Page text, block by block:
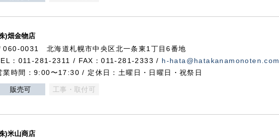
)畑金物店
060-0031 北海道札幌市中央区北一条東1丁目6番地
：011-281-2311 / FAX：011-281-2333 / h-hata@hatakanamonoten.com
業時間：9:00〜17:30 / 定休日：土曜日・日曜日・祝祭日
販売可 工事・取付可
)米山商店